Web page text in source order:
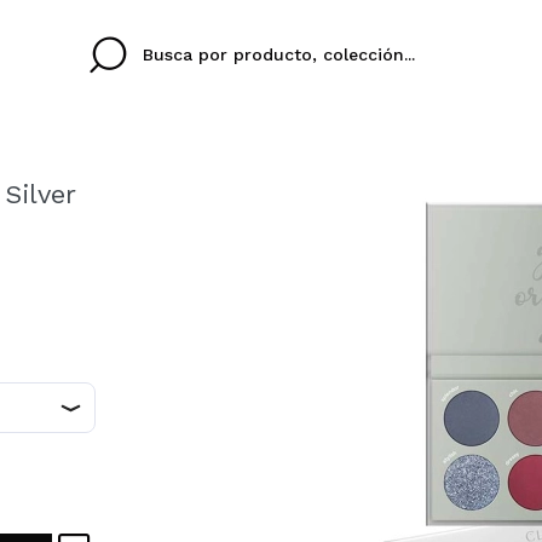
No tengo cuenta
Al crear una cuenta
rápidamente, revisar
IDIOMA
Ines
colori